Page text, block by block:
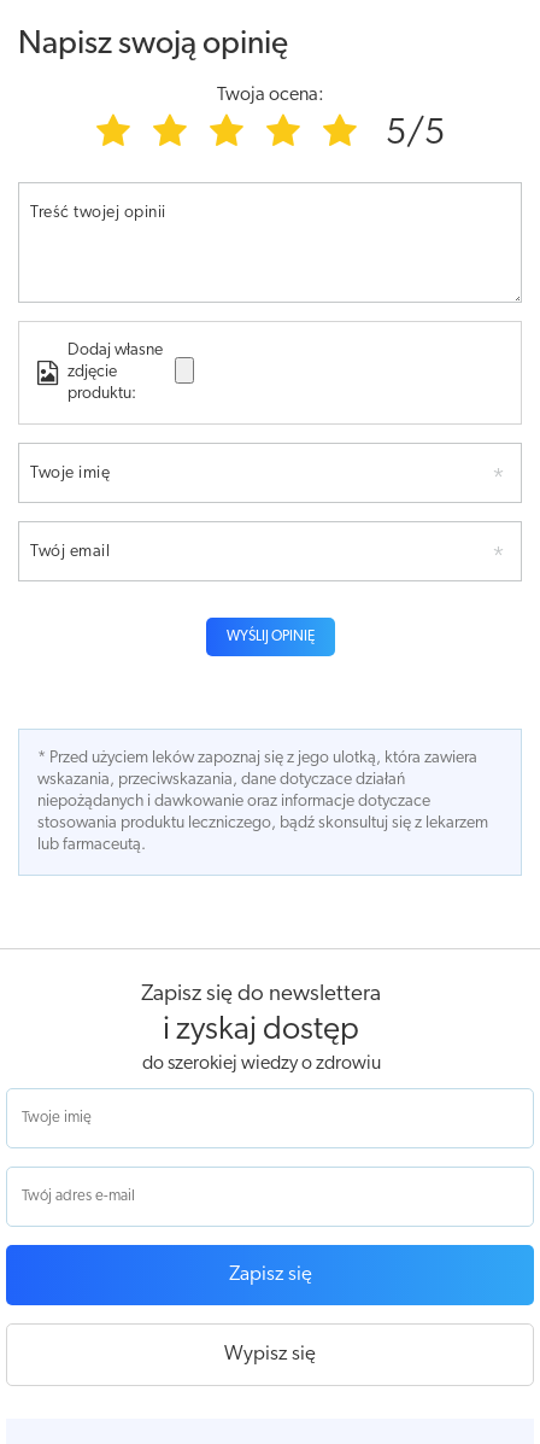
Napisz swoją opinię
Twoja ocena:
5/5
Treść twojej opinii
Dodaj własne
zdjęcie
produktu:
Twoje imię
Twój email
WYŚLIJ OPINIĘ
* Przed użyciem leków zapoznaj się z jego ulotką, która zawiera
wskazania, przeciwskazania, dane dotyczace działań
niepożądanych i dawkowanie oraz informacje dotyczace
stosowania produktu leczniczego, bądź skonsultuj się z lekarzem
lub farmaceutą.
Zapisz się do newslettera
i zyskaj dostęp
do szerokiej wiedzy o zdrowiu
Zapisz się
Wypisz się